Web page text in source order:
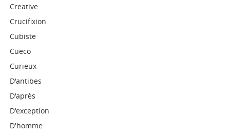
Creative
Crucifixion
Cubiste
Cueco
Curieux
D'antibes
D'après
D'exception
D'homme